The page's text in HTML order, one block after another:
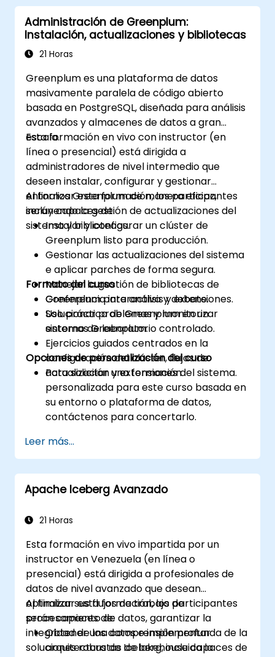
Administración de Greenplum:
Instalación, actualizaciones y bibliotecas
21 Horas
Greenplum es una plataforma de datos
masivamente paralela de código abierto
basada en PostgreSQL, diseñada para análisis
avanzados y almacenes de datos a gran
escala.
Esta formación en vivo con instructor (en
línea o presencial) está dirigida a
administradores de nivel intermedio que
deseen instalar, configurar y gestionar
entornos Greenplum de manera eficaz,
incluyendo la gestión de actualizaciones del
sistema y bibliotecas.
Al finalizar esta formación, los participantes
serán capaces de:
Instalar y configurar un clúster de
Greenplum listo para producción.
Gestionar las actualizaciones del sistema
e aplicar parches de forma segura.
Manejar la gestión de bibliotecas de
Greenplum para análisis y extensiones.
Solucionar problemas y monitorizar
sistemas Greenplum.
Formato del curso
Conferencia interactiva y debate.
Uso práctico de Greenplum en un
entorno de laboratorio controlado.
Ejercicios guiados centrados en la
configuración del clúster, flujos de
actualización y extensiones del sistema.
Opciones de personalización del curso
Para solicitar una formación
personalizada para este curso basada en
su entorno o plataforma de datos,
contáctenos para concertarlo.
Leer más...
Apache Iceberg Avanzado
21 Horas
Esta formación en vivo impartida por un
instructor en Venezuela (en línea o
presencial) está dirigida a profesionales de
datos de nivel avanzado que desean
optimizar sus flujos de trabajo de
procesamiento de datos, garantizar la
integridad de los datos e implementar
soluciones robustas de lakehouse capaces de
Al finalizar esta formación, los participantes
serán capaces de:
Obtener una comprensión profunda de la
arquitectura de Iceberg, incluida la